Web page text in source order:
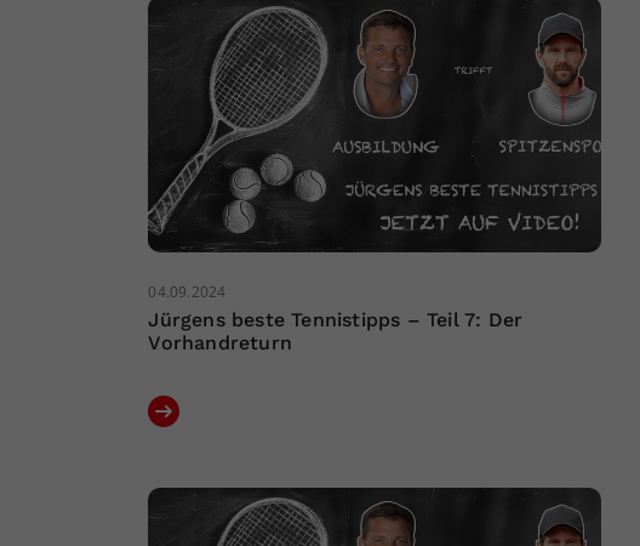
04.09.2024
Jürgens beste Tennistipps – Teil 7: Der
Vorhandreturn